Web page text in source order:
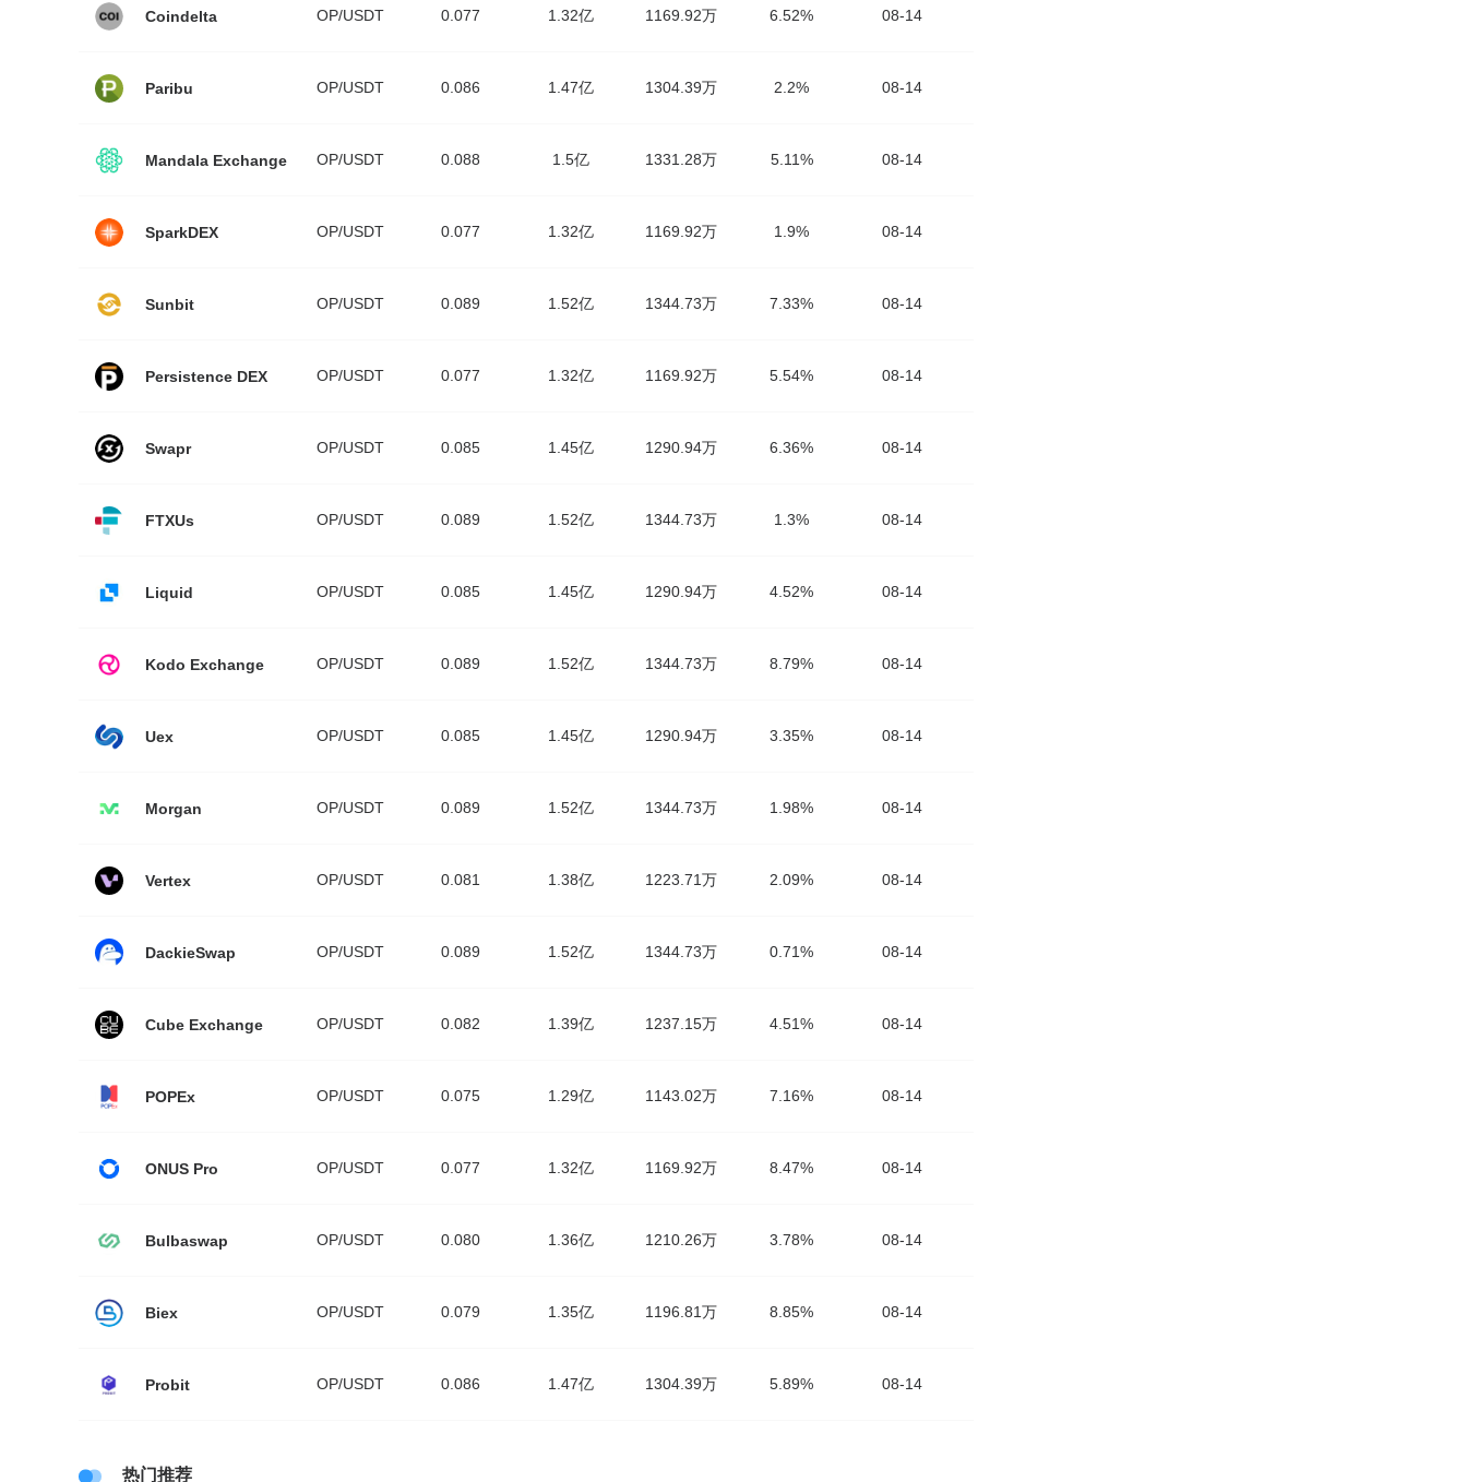
Coindelta OP/USDT 0.077 1.32亿 1169.92万 6.52% 08-14
Paribu OP/USDT 0.086 1.47亿 1304.39万 2.2% 08-14
Mandala Exchange OP/USDT 0.088 1.5亿 1331.28万 5.11% 08-14
SparkDEX OP/USDT 0.077 1.32亿 1169.92万 1.9% 08-14
Sunbit OP/USDT 0.089 1.52亿 1344.73万 7.33% 08-14
Persistence DEX OP/USDT 0.077 1.32亿 1169.92万 5.54% 08-14
Swapr OP/USDT 0.085 1.45亿 1290.94万 6.36% 08-14
FTXUs OP/USDT 0.089 1.52亿 1344.73万 1.3% 08-14
Liquid OP/USDT 0.085 1.45亿 1290.94万 4.52% 08-14
Kodo Exchange OP/USDT 0.089 1.52亿 1344.73万 8.79% 08-14
Uex OP/USDT 0.085 1.45亿 1290.94万 3.35% 08-14
Morgan OP/USDT 0.089 1.52亿 1344.73万 1.98% 08-14
Vertex OP/USDT 0.081 1.38亿 1223.71万 2.09% 08-14
DackieSwap OP/USDT 0.089 1.52亿 1344.73万 0.71% 08-14
Cube Exchange OP/USDT 0.082 1.39亿 1237.15万 4.51% 08-14
POPEx OP/USDT 0.075 1.29亿 1143.02万 7.16% 08-14
ONUS Pro OP/USDT 0.077 1.32亿 1169.92万 8.47% 08-14
Bulbaswap OP/USDT 0.080 1.36亿 1210.26万 3.78% 08-14
Biex OP/USDT 0.079 1.35亿 1196.81万 8.85% 08-14
Probit OP/USDT 0.086 1.47亿 1304.39万 5.89% 08-14
热门推荐